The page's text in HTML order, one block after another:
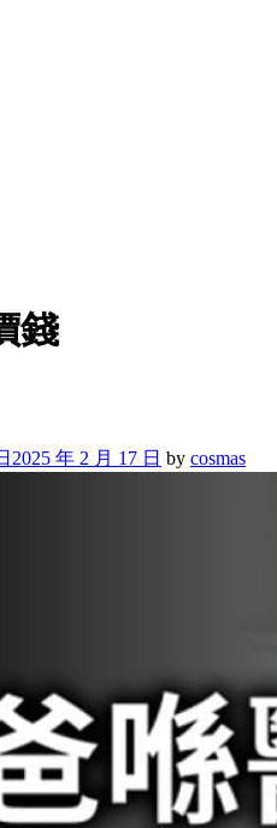
錢
2025 年 2 月 17 日 by cosmas